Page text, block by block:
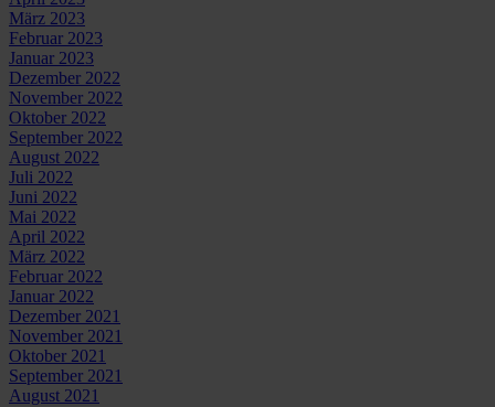
März 2023
Februar 2023
Januar 2023
Dezember 2022
November 2022
Oktober 2022
September 2022
August 2022
Juli 2022
Juni 2022
Mai 2022
April 2022
März 2022
Februar 2022
Januar 2022
Dezember 2021
November 2021
Oktober 2021
September 2021
August 2021